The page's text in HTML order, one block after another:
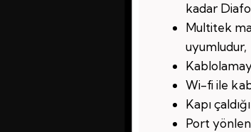
kadar
Multitek
Wi-fi ile
Kapı
Port